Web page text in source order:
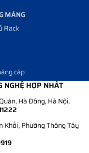
MÁNG
Rack
cáp
NGHỆ HỢP NHẤT
Hà Đông, Hà Nội.
Phường Thông Tây